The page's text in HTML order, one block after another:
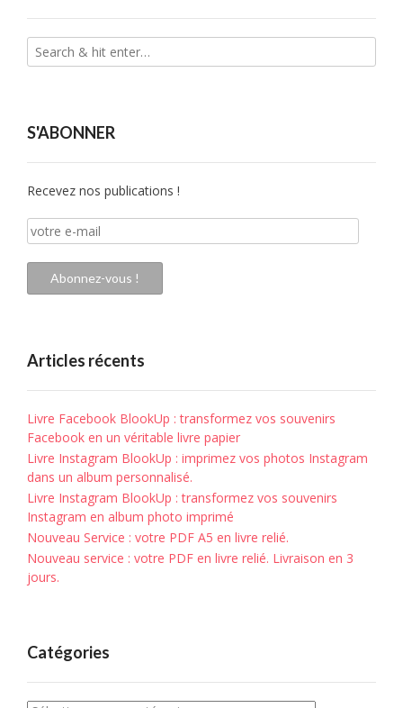
S'ABONNER
Recevez nos publications !
votre
e-
mail
Abonnez-vous !
Articles récents
Livre Facebook BlookUp : transformez vos souvenirs
Facebook en un véritable livre papier
Livre Instagram BlookUp : imprimez vos photos Instagram
dans un album personnalisé.
Livre Instagram BlookUp : transformez vos souvenirs
Instagram en album photo imprimé
Nouveau Service : votre PDF A5 en livre relié.
Nouveau service : votre PDF en livre relié. Livraison en 3
jours.
Catégories